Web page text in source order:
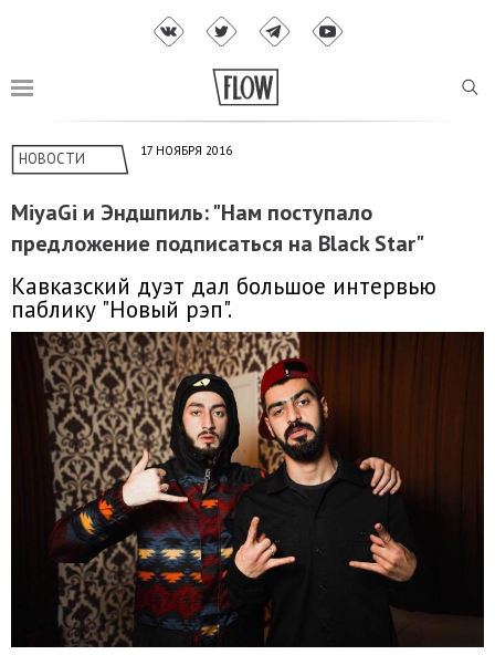
НОВОСТИ 17 НОЯБРЯ 2016
MiyaGi и Эндшпиль: "Нам поступало
предложение подписаться на Black Star"
Кавказский дуэт дал большое интервью
паблику "Новый рэп".